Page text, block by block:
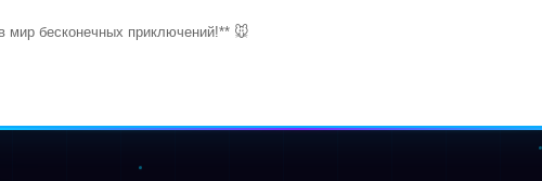
бесконечных приключений!** 🐭